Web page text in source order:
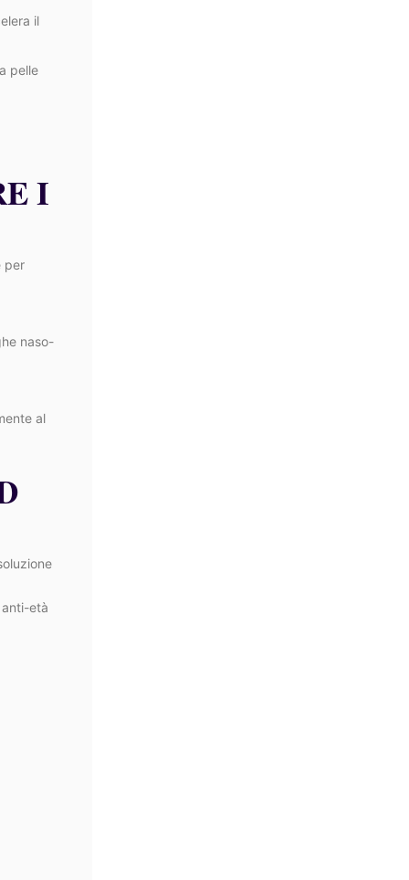
il
pelle
I
per
naso-
al
età